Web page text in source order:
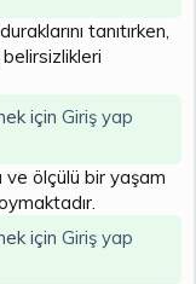
tanıtırken,
için Giriş yap
ve ölçülü bir yaşam
için Giriş yap